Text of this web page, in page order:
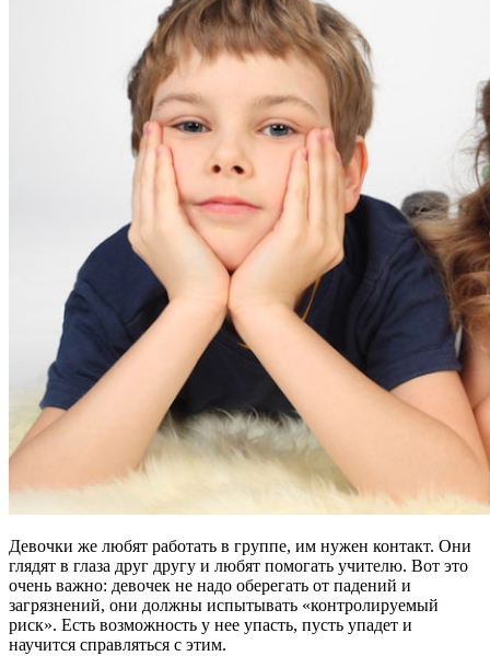
Девочки же любят работать в группе, им нужен контакт. Они
глядят в глаза друг другу и любят помогать учителю. Вот это
очень важно: девочек не надо оберегать от падений и
загрязнений, они должны испытывать «контролируемый
риск». Есть возможность у нее упасть, пусть упадет и
научится справляться с этим.